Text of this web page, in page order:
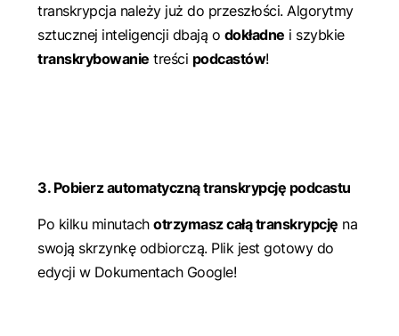
transkrypcja należy już do przeszłości. Algorytmy
sztucznej inteligencji dbają o dokładne i szybkie
transkrybowanie treści podcastów!
3. Pobierz automatyczną transkrypcję podcastu
Po kilku minutachotrzymasz całą transkrypcję na
swoją skrzynkę odbiorczą. Plik jest gotowy do
edycji w Dokumentach Google!